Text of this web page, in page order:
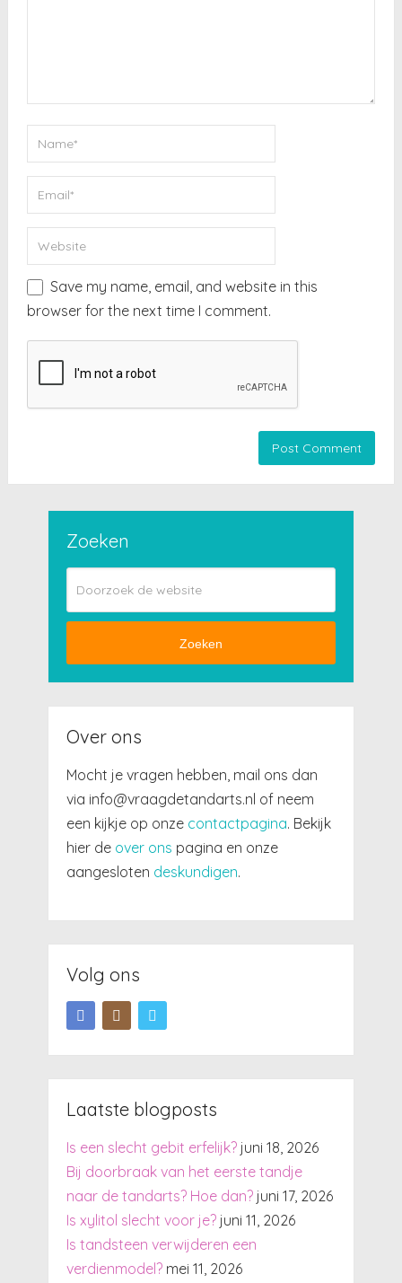
Save my name, email, and website in this
browser for the next time I comment.
Zoeken
Zoeken
Over ons
Mocht je vragen hebben, mail ons dan
via info@vraagdetandarts.nl of neem
een kijkje op onze contactpagina. Bekijk
hier de over ons pagina en onze
aangesloten deskundigen.
Volg ons
Laatste blogposts
Is een slecht gebit erfelijk? juni 18, 2026
Bij doorbraak van het eerste tandje
naar de tandarts? Hoe dan? juni 17, 2026
Is xylitol slecht voor je? juni 11, 2026
Is tandsteen verwijderen een
verdienmodel? mei 11, 2026